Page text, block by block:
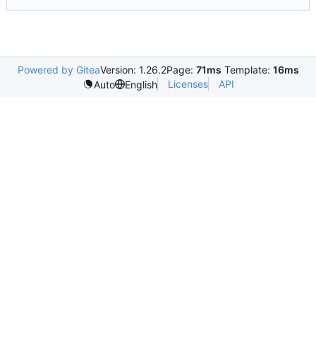
Powered by GiteaVersion: 1.26.2Page: 71ms Template: 16ms
Auto
English Licenses API